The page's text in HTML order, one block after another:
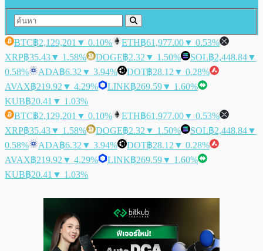
BTC฿2,129,201 ▼ 0.10% ETH฿61,977.00▼ 0.53%
XRP฿35.43▼ 1.58% DOGE฿2.32 ▼ 1.50% SOL฿2,448.84▼
0.58%
ADA฿6.32 ▼ 3.94% DOT฿28.12 ▼ 0.28%
AVAX฿219.92 ▼ 4.29% LINK฿269.59▼ 1.60%
KUB฿20.41 ▼ 1.03%
BTC฿2,129,201 ▼ 0.10% ETH฿61,977.00▼ 0.53%
XRP฿35.43▼ 1.58% DOGE฿2.32 ▼ 1.50% SOL฿2,448.84▼
0.58%
ADA฿6.32 ▼ 3.94% DOT฿28.12 ▼ 0.28%
AVAX฿219.92 ▼ 4.29% LINK฿269.59▼ 1.60%
KUB฿20.41 ▼ 1.03%